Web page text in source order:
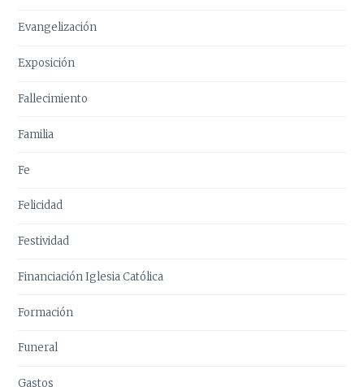
Evangelización
Exposición
Fallecimiento
Familia
Fe
Felicidad
Festividad
Financiación Iglesia Católica
Formación
Funeral
Gastos